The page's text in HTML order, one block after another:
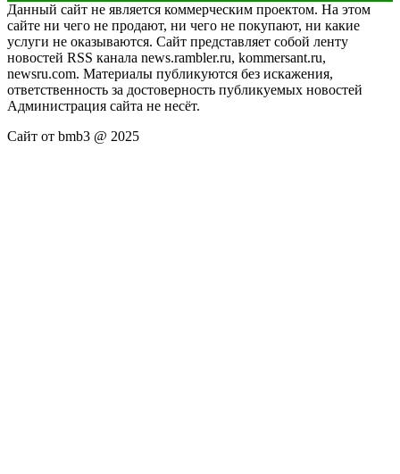
Данный сайт не является коммерческим проектом. На этом
сайте ни чего не продают, ни чего не покупают, ни какие
услуги не оказываются. Сайт представляет собой ленту
новостей RSS канала news.rambler.ru, kommersant.ru,
newsru.com. Материалы публикуются без искажения,
ответственность за достоверность публикуемых новостей
Администрация сайта не несёт.
Сайт от bmb3 @ 2025